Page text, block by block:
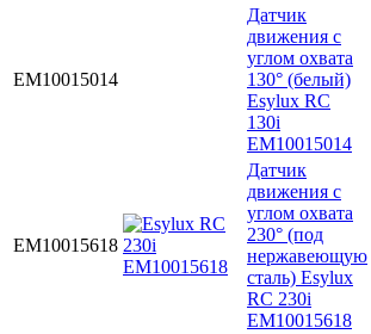
EM10015014
Датчик
движения с
углом охвата
130° (белый)
Esylux RC
130i
EM10015014
EM10015618
Датчик
движения с
углом охвата
230° (под
нержавеющую
сталь) Esylux
RC 230i
EM10015618